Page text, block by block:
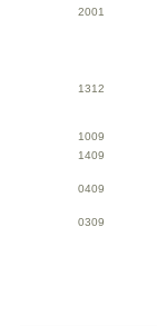
2001
1312
1009
1409
0409
0309